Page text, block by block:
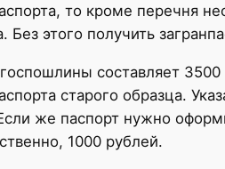
то кроме перечня
Без этого получить
составляет
старого образца.
же паспорт нужно
1000 рублей.